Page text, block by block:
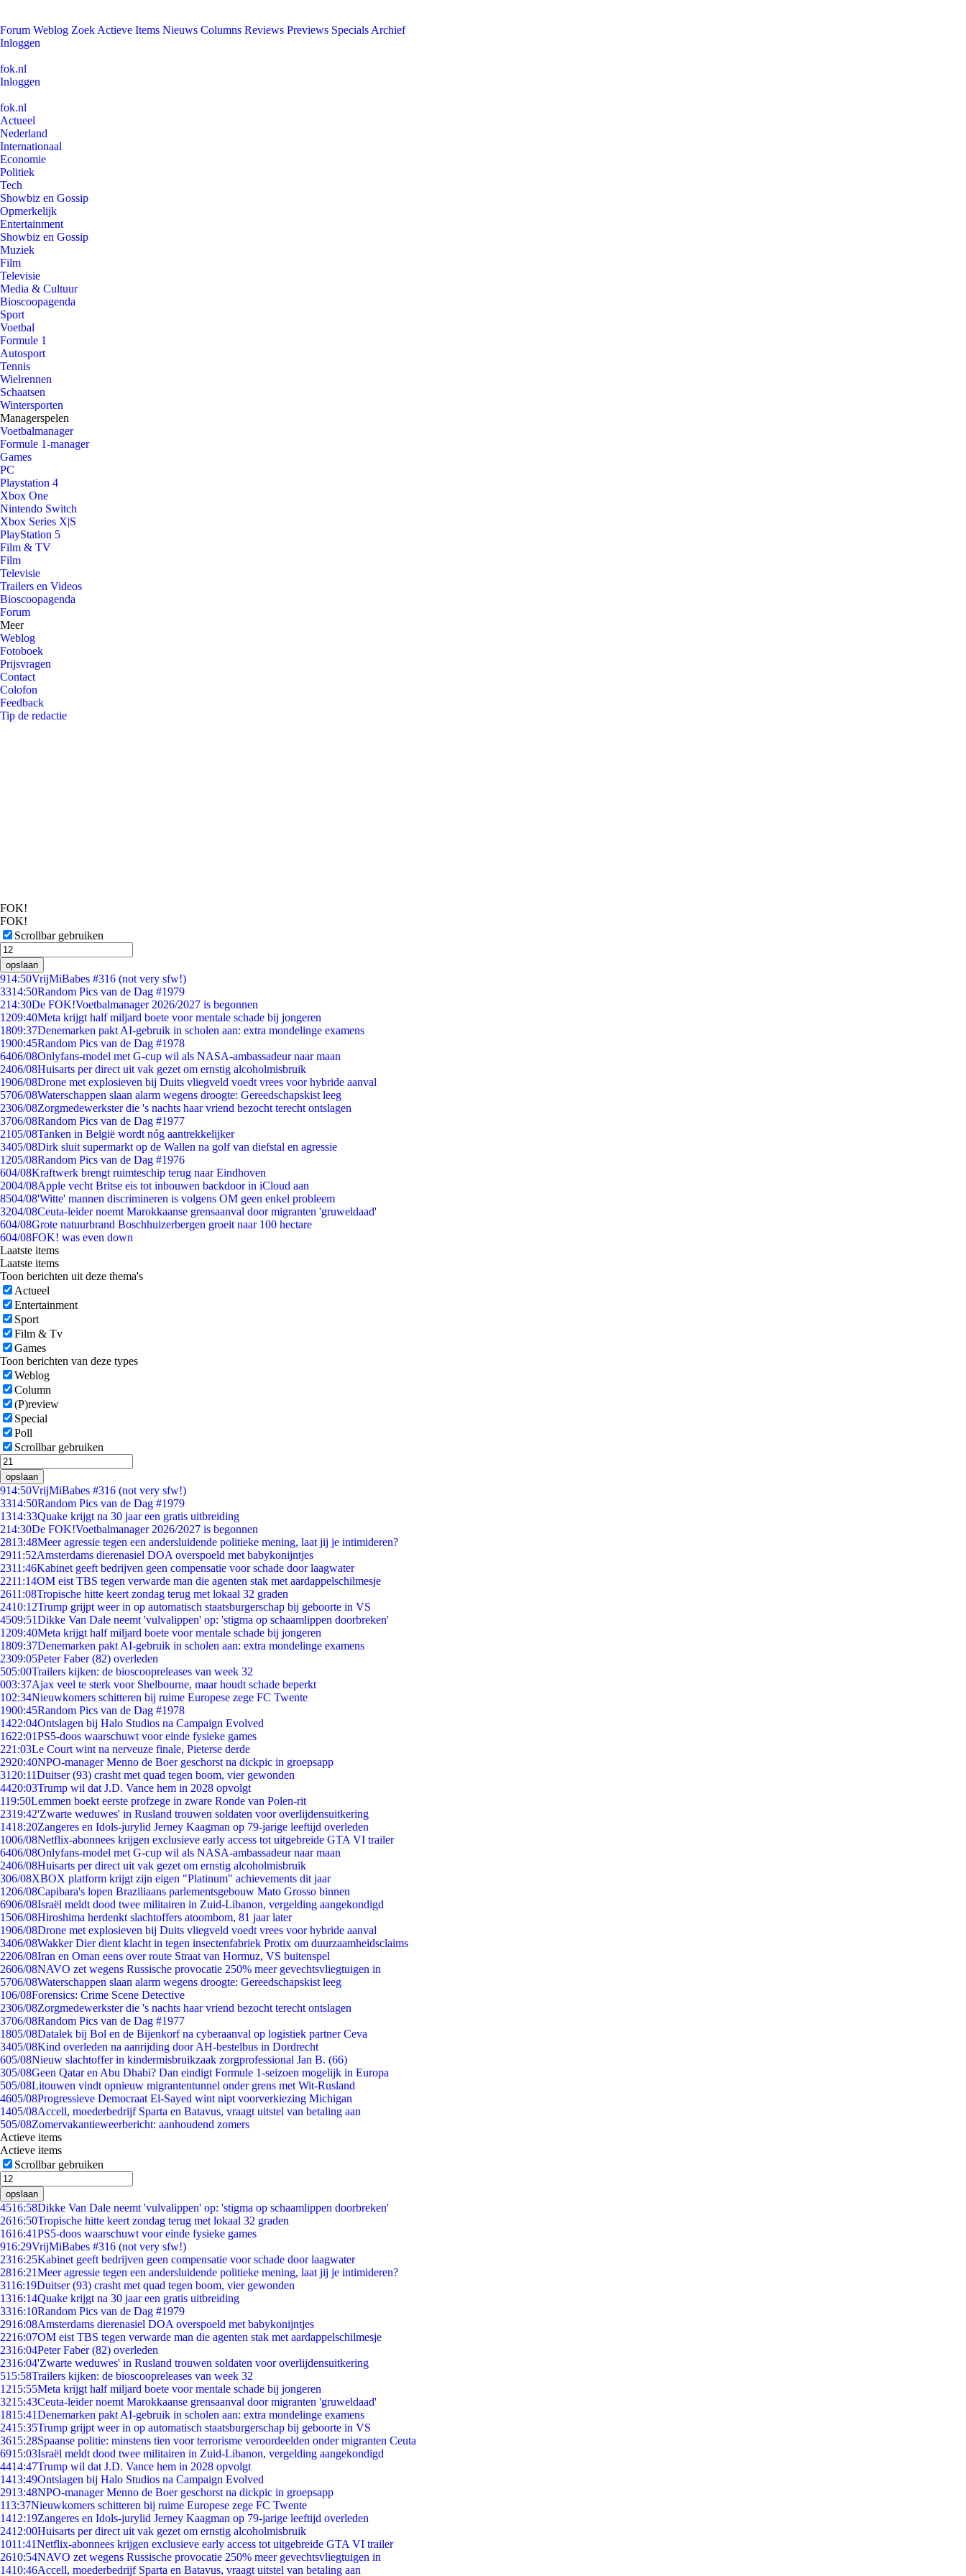
Forum Weblog Zoek Actieve Items Nieuws Columns Reviews Previews Specials Archief
Inloggen
fok.nl
Inloggen
fok.nl
Actueel
Nederland
Internationaal
Economie
Politiek
Tech
Showbiz en Gossip
Opmerkelijk
Entertainment
Showbiz en Gossip
Muziek
Film
Televisie
Media & Cultuur
Bioscoopagenda
Sport
Voetbal
Formule 1
Autosport
Tennis
Wielrennen
Schaatsen
Wintersporten
Managerspelen
Voetbalmanager
Formule 1-manager
Games
PC
Playstation 4
Xbox One
Nintendo Switch
Xbox Series X|S
PlayStation 5
Film & TV
Film
Televisie
Trailers en Videos
Bioscoopagenda
Forum
Meer
Weblog
Fotoboek
Prijsvragen
Contact
Colofon
Feedback
Tip de redactie
FOK!
FOK!
Scrollbar gebruiken
opslaan
914:50VrijMiBabes #316 (not very sfw!)
3314:50Random Pics van de Dag #1979
214:30De FOK!Voetbalmanager 2026/2027 is begonnen
1209:40Meta krijgt half miljard boete voor mentale schade bij jongeren
1809:37Denemarken pakt AI-gebruik in scholen aan: extra mondelinge examens
1900:45Random Pics van de Dag #1978
6406/08Onlyfans-model met G-cup wil als NASA-ambassadeur naar maan
2406/08Huisarts per direct uit vak gezet om ernstig alcoholmisbruik
1906/08Drone met explosieven bij Duits vliegveld voedt vrees voor hybride aanval
5706/08Waterschappen slaan alarm wegens droogte: Gereedschapskist leeg
2306/08Zorgmedewerkster die 's nachts haar vriend bezocht terecht ontslagen
3706/08Random Pics van de Dag #1977
2105/08Tanken in België wordt nóg aantrekkelijker
3405/08Dirk sluit supermarkt op de Wallen na golf van diefstal en agressie
1205/08Random Pics van de Dag #1976
604/08Kraftwerk brengt ruimteschip terug naar Eindhoven
2004/08Apple vecht Britse eis tot inbouwen backdoor in iCloud aan
8504/08'Witte' mannen discrimineren is volgens OM geen enkel probleem
3204/08Ceuta-leider noemt Marokkaanse grensaanval door migranten 'gruweldaad'
604/08Grote natuurbrand Boschhuizerbergen groeit naar 100 hectare
604/08FOK! was even down
Laatste items
Laatste items
Toon berichten uit deze thema's
Actueel
Entertainment
Sport
Film & Tv
Games
Toon berichten van deze types
Weblog
Column
(P)review
Special
Poll
Scrollbar gebruiken
opslaan
914:50VrijMiBabes #316 (not very sfw!)
3314:50Random Pics van de Dag #1979
1314:33Quake krijgt na 30 jaar een gratis uitbreiding
214:30De FOK!Voetbalmanager 2026/2027 is begonnen
2813:48Meer agressie tegen een andersluidende politieke mening, laat jij je intimideren?
2911:52Amsterdams dierenasiel DOA overspoeld met babykonijntjes
2311:46Kabinet geeft bedrijven geen compensatie voor schade door laagwater
2211:14OM eist TBS tegen verwarde man die agenten stak met aardappelschilmesje
2611:08Tropische hitte keert zondag terug met lokaal 32 graden
2410:12Trump grijpt weer in op automatisch staatsburgerschap bij geboorte in VS
4509:51Dikke Van Dale neemt 'vulvalippen' op: 'stigma op schaamlippen doorbreken'
1209:40Meta krijgt half miljard boete voor mentale schade bij jongeren
1809:37Denemarken pakt AI-gebruik in scholen aan: extra mondelinge examens
2309:05Peter Faber (82) overleden
505:00Trailers kijken: de bioscoopreleases van week 32
003:37Ajax veel te sterk voor Shelbourne, maar houdt schade beperkt
102:34Nieuwkomers schitteren bij ruime Europese zege FC Twente
1900:45Random Pics van de Dag #1978
1422:04Ontslagen bij Halo Studios na Campaign Evolved
1622:01PS5-doos waarschuwt voor einde fysieke games
221:03Le Court wint na nerveuze finale, Pieterse derde
2920:40NPO-manager Menno de Boer geschorst na dickpic in groepsapp
31 20:11Duitser (93) crasht met quad tegen boom, vier gewonden
4420:03Trump wil dat J.D. Vance hem in 2028 opvolgt
119:50Lemmen boekt eerste profzege in zware Ronde van Polen-rit
2319:42'Zwarte weduwes' in Rusland trouwen soldaten voor overlijdensuitkering
1418:20Zangeres en Idols-jurylid Jerney Kaagman op 79-jarige leeftijd overleden
1006/08Netflix-abonnees krijgen exclusieve early access tot uitgebreide GTA VI trailer
6406/08Onlyfans-model met G-cup wil als NASA-ambassadeur naar maan
2406/08Huisarts per direct uit vak gezet om ernstig alcoholmisbruik
306/08XBOX platform krijgt zijn eigen "Platinum" achievements dit jaar
1206/08Capibara's lopen Braziliaans parlementsgebouw Mato Grosso binnen
6906/08Israël meldt dood twee militairen in Zuid-Libanon, vergelding aangekondigd
1506/08Hiroshima herdenkt slachtoffers atoombom, 81 jaar later
1906/08Drone met explosieven bij Duits vliegveld voedt vrees voor hybride aanval
3406/08Wakker Dier dient klacht in tegen insectenfabriek Protix om duurzaamheidsclaims
2206/08Iran en Oman eens over route Straat van Hormuz, VS buitenspel
2606/08NAVO zet wegens Russische provocatie 250% meer gevechtsvliegtuigen in
5706/08Waterschappen slaan alarm wegens droogte: Gereedschapskist leeg
106/08Forensics: Crime Scene Detective
2306/08Zorgmedewerkster die 's nachts haar vriend bezocht terecht ontslagen
3706/08Random Pics van de Dag #1977
1805/08Datalek bij Bol en de Bijenkorf na cyberaanval op logistiek partner Ceva
3405/08Kind overleden na aanrijding door AH-bestelbus in Dordrecht
605/08Nieuw slachtoffer in kindermisbruikzaak zorgprofessional Jan B. (66)
305/08Geen Qatar en Abu Dhabi? Dan eindigt Formule 1-seizoen mogelijk in Europa
505/08Litouwen vindt opnieuw migrantentunnel onder grens met Wit-Rusland
4605/08Progressieve Democraat El-Sayed wint nipt voorverkiezing Michigan
1405/08Accell, moederbedrijf Sparta en Batavus, vraagt uitstel van betaling aan
505/08Zomervakantieweerbericht: aanhoudend zomers
Actieve items
Actieve items
Scrollbar gebruiken
opslaan
4516:58Dikke Van Dale neemt 'vulvalippen' op: 'stigma op schaamlippen doorbreken'
2616:50Tropische hitte keert zondag terug met lokaal 32 graden
1616:41PS5-doos waarschuwt voor einde fysieke games
916:29VrijMiBabes #316 (not very sfw!)
2316:25Kabinet geeft bedrijven geen compensatie voor schade door laagwater
2816:21Meer agressie tegen een andersluidende politieke mening, laat jij je intimideren?
3116:19Duitser (93) crasht met quad tegen boom, vier gewonden
1316:14Quake krijgt na 30 jaar een gratis uitbreiding
3316:10Random Pics van de Dag #1979
2916:08Amsterdams dierenasiel DOA overspoeld met babykonijntjes
2216:07OM eist TBS tegen verwarde man die agenten stak met aardappelschilmesje
2316:04Peter Faber (82) overleden
2316:04'Zwarte weduwes' in Rusland trouwen soldaten voor overlijdensuitkering
515:58Trailers kijken: de bioscoopreleases van week 32
1215:55Meta krijgt half miljard boete voor mentale schade bij jongeren
3215:43Ceuta-leider noemt Marokkaanse grensaanval door migranten 'gruweldaad'
1815:41Denemarken pakt AI-gebruik in scholen aan: extra mondelinge examens
2415:35Trump grijpt weer in op automatisch staatsburgerschap bij geboorte in VS
3615:28Spaanse politie: minstens tien voor terrorisme veroordeelden onder migranten Ceuta
6915:03Israël meldt dood twee militairen in Zuid-Libanon, vergelding aangekondigd
4414:47Trump wil dat J.D. Vance hem in 2028 opvolgt
1413:49Ontslagen bij Halo Studios na Campaign Evolved
2913:48NPO-manager Menno de Boer geschorst na dickpic in groepsapp
113:37Nieuwkomers schitteren bij ruime Europese zege FC Twente
1412:19Zangeres en Idols-jurylid Jerney Kaagman op 79-jarige leeftijd overleden
2412:00Huisarts per direct uit vak gezet om ernstig alcoholmisbruik
1011:41Netflix-abonnees krijgen exclusieve early access tot uitgebreide GTA VI trailer
2610:54NAVO zet wegens Russische provocatie 250% meer gevechtsvliegtuigen in
1410:46Accell, moederbedrijf Sparta en Batavus, vraagt uitstel van betaling aan